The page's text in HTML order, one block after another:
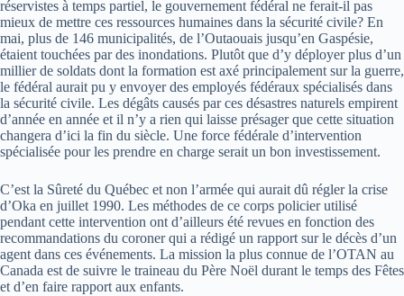
réservistes à temps partiel, le gouvernement fédéral ne ferait-il pas
mieux de mettre ces ressources humaines dans la sécurité civile? En
mai, plus de 146 municipalités, de l’Outaouais jusqu’en Gaspésie,
étaient touchées par des inondations. Plutôt que d’y déployer plus d’un
millier de soldats dont la formation est axé principalement sur la guerre,
le fédéral aurait pu y envoyer des employés fédéraux spécialisés dans
la sécurité civile. Les dégâts causés par ces désastres naturels empirent
d’année en année et il n’y a rien qui laisse présager que cette situation
changera d’ici la fin du siècle. Une force fédérale d’intervention
spécialisée pour les prendre en charge serait un bon investissement.
C’est la Sûreté du Québec et non l’armée qui aurait dû régler la crise
d’Oka en juillet 1990. Les méthodes de ce corps policier utilisé
pendant cette intervention ont d’ailleurs été revues en fonction des
recommandations du coroner qui a rédigé un rapport sur le décès d’un
agent dans ces événements. La mission la plus connue de l’OTAN au
Canada est de suivre le traineau du Père Noël durant le temps des Fêtes
et d’en faire rapport aux enfants.